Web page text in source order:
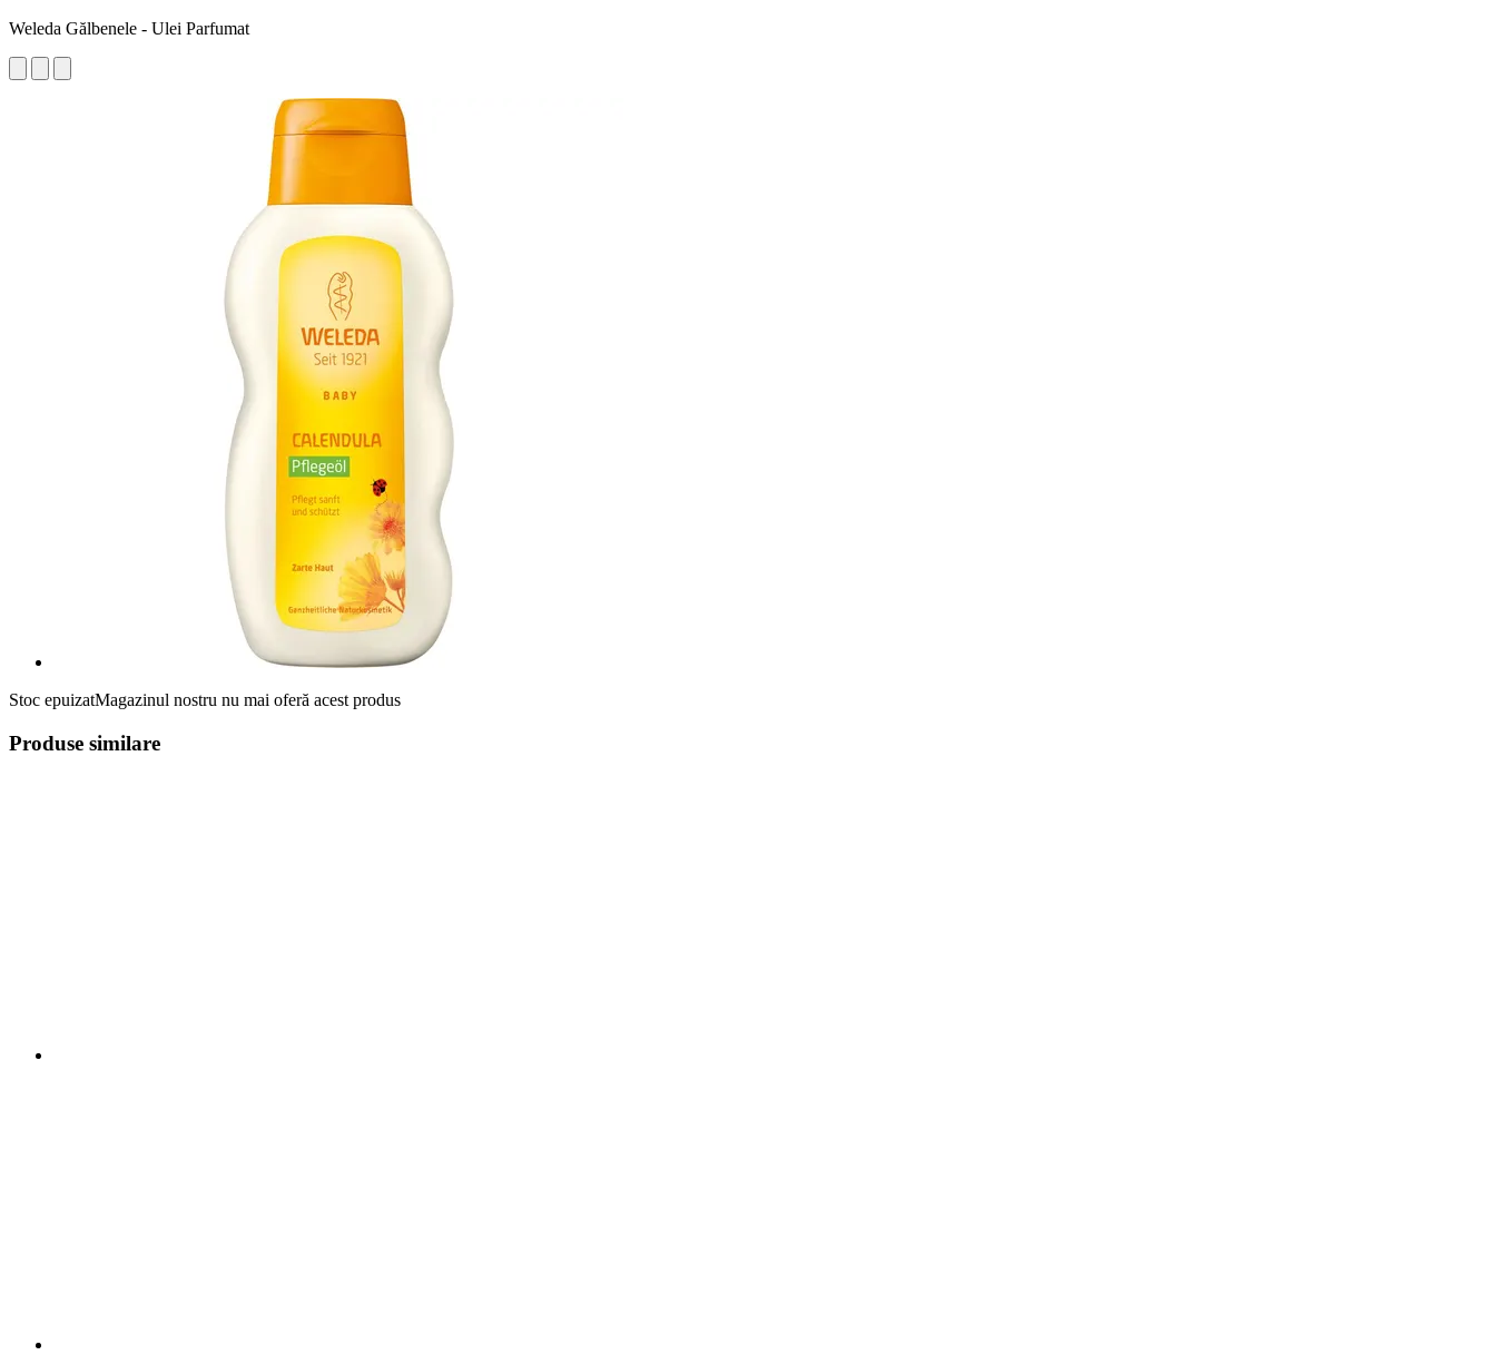
Weleda Gălbenele - Ulei Parfumat
Stoc epuizatMagazinul nostru nu mai oferă acest produs
Produse similare